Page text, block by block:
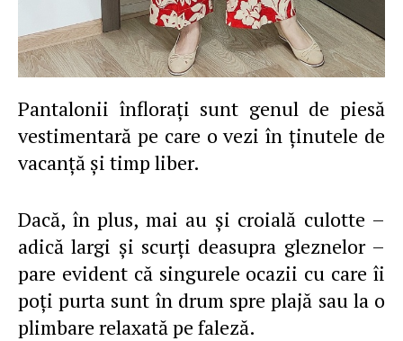
Pantalonii înfloraţi sunt genul de piesă
vestimentară pe care o vezi în ţinutele de
vacanţă şi timp liber.
Dacă, în plus, mai au şi croială culotte –
adică largi şi scurţi deasupra gleznelor –
pare evident că singurele ocazii cu care îi
poţi purta sunt în drum spre plajă sau la o
plimbare relaxată pe faleză.